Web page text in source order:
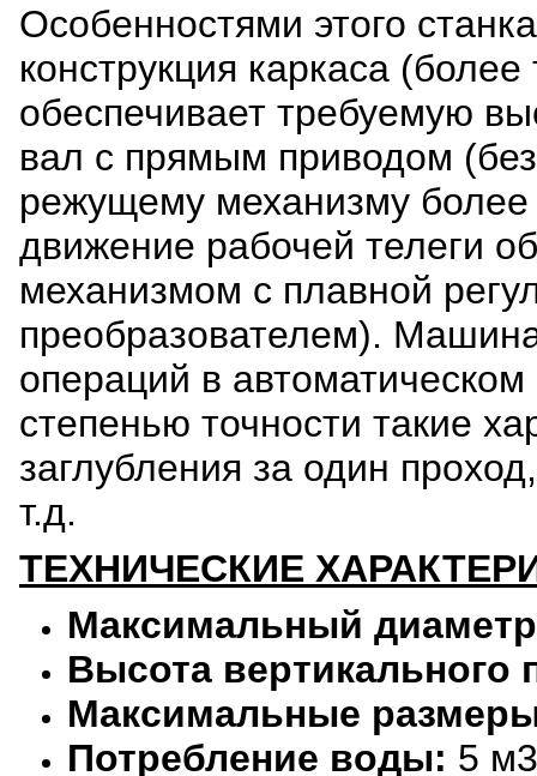
Особенностями этого
конструкция каркаса
обеспечивает требуемую
вал с прямым приводом
режущему механизму
движение рабочей телеги
механизмом с плавной
преобразователем).
операций в
степенью точности такие
заглубления за один
т.д.
ТЕХНИЧЕСКИЕ
Максимальный
Высота
Максимальные
Потребление воды: 5